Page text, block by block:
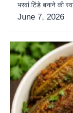
भरवां टिंडे बनाने की
June 7, 2026